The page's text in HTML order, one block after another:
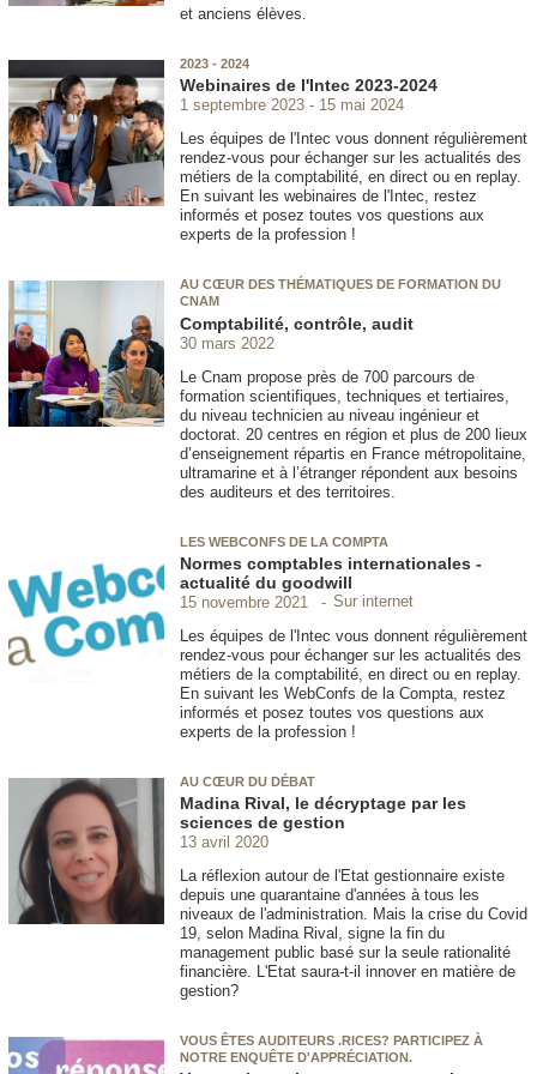
et anciens élèves.
2023 - 2024
Webinaires de l'Intec 2023-2024
1 septembre 2023
15 mai 2024
Les équipes de l'Intec vous donnent régulièrement
rendez-vous pour échanger sur les actualités des
métiers de la comptabilité, en direct ou en replay.
En suivant les webinaires de l'Intec, restez
informés et posez toutes vos questions aux
experts de la profession !
AU CŒUR DES THÉMATIQUES DE FORMATION DU
CNAM
Comptabilité, contrôle, audit
30 mars 2022
Le Cnam propose près de 700 parcours de
formation scientifiques, techniques et tertiaires,
du niveau technicien au niveau ingénieur et
doctorat. 20 centres en région et plus de 200 lieux
d’enseignement répartis en France métropolitaine,
ultramarine et à l’étranger répondent aux besoins
des auditeurs et des territoires.
LES WEBCONFS DE LA COMPTA
Normes comptables internationales -
actualité du goodwill
15 novembre 2021
Sur internet
Les équipes de l'Intec vous donnent régulièrement
rendez-vous pour échanger sur les actualités des
métiers de la comptabilité, en direct ou en replay.
En suivant les WebConfs de la Compta, restez
informés et posez toutes vos questions aux
experts de la profession !
AU CŒUR DU DÉBAT
Madina Rival, le décryptage par les
sciences de gestion
13 avril 2020
La réflexion autour de l'Etat gestionnaire existe
depuis une quarantaine d'années à tous les
niveaux de l'administration. Mais la crise du Covid
19, selon Madina Rival, signe la fin du
management public basé sur la seule rationalité
financière. L'Etat saura-t-il innover en matière de
gestion?
VOUS ÊTES AUDITEURS .RICES? PARTICIPEZ À
NOTRE ENQUÊTE D'APPRÉCIATION.